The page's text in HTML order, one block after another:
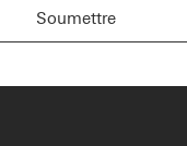
Soumettre